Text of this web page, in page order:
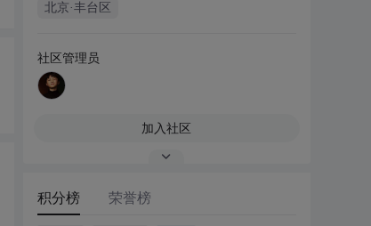
北京·丰台区
社区管理员
加入社区
积分榜 荣誉榜